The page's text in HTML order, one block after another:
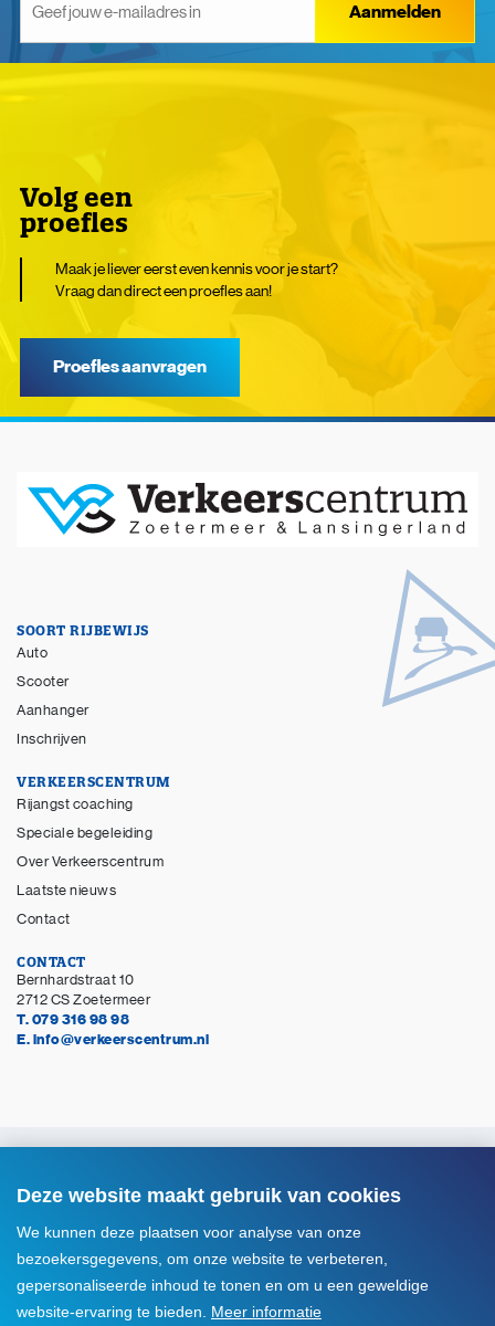
Deze website maakt gebruik van cookies
We kunnen deze plaatsen voor analyse van onze
bezoekersgegevens, om onze website te verbeteren,
gepersonaliseerde inhoud te tonen en om u een geweldige
website-ervaring te bieden. Meer informatie
Aanmelden
Volg een
proefles
Maak je liever eerst even kennis voor je start?
Vraag dan direct een proefles aan!
Proefles aanvragen
SOORT RIJBEWIJS
Auto
Scooter
Aanhanger
Inschrijven
VERKEERSCENTRUM
Rijangst coaching
Speciale begeleiding
Over Verkeerscentrum
Laatste nieuws
Contact
CONTACT
Bernhardstraat 10
2712 CS Zoetermeer
T. 079 316 98 98
E. info@verkeerscentrum.nl
Alle rechten voorbehouden
Cookie instellingen
Voorwaarden